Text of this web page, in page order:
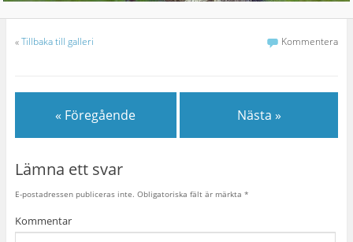
«Tillbaka till galleri Kommentera
« Föregående Nästa »
Lämna ett svar
E-postadressen publiceras inte. Obligatoriska fält är märkta *
Kommentar